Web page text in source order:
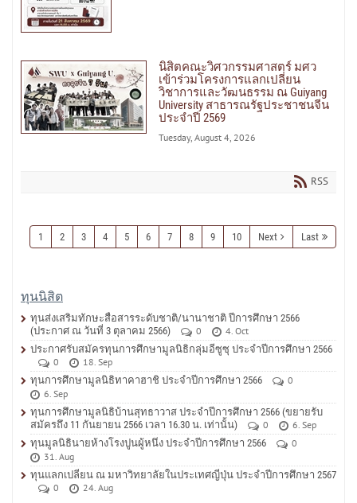
นิสิตคณะวิศวกรรมศาสตร์ มศว
เข้าร่วมโครงการแลกเปลี่ยน
วิชาการและวัฒนธรรม ณ Guiyang
University สาธารณรัฐประชาชนจีน
ประจำปี 2569
Tuesday, August 4, 2026
RSS
1 2 3 4 5 6 7 8 9 10 Next Last
ทุนนิสิต
ทุนส่งเสริมทักษะสื่อสารระดับชาติ/นานาชาติ ปีการศึกษา 2566
(ประกาศ ณ วันที่ 3 ตุลาคม 2566)
0
4. Oct
ประกาศรับสมัครทุนการศึกษามูลนิธิกลุ่มอีซูซุ ประจำปีการศึกษา 2566
0
18. Sep
ทุนการศึกษามูลนิธิทาคาฮาชิ ประจำปีการศึกษา 2566
0
6. Sep
ทุนการศึกษามูลนิธิบ้านสุทธาวาส ประจำปีการศึกษา 2566 (ขยายรับ
สมัครถึง 11 กันยายน 2566 เวลา 16.30 น. เท่านั้น)
0
6. Sep
ทุนมูลนิธินายห้างโรงปูนผู้หนึ่ง ประจำปีการศึกษา 2566
0
31. Aug
ทุนแลกเปลี่ยน ณ มหาวิทยาลัยในประเทศญี่ปุ่น ประจำปีการศึกษา 2567
0
24. Aug